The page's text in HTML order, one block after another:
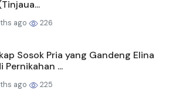
ago 226
Sosok Pria yang Gandeng Elina
Pernikahan ...
ago 225